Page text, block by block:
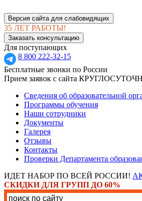
Версия сайта для слабовидящих
35 ЛЕТ РАБОТЫ!
Заказать консультацию
Для поступающих
8 800 222-32-15
Бесплатные звонки по России
Прием заявок с сайта
Сведения об образовательной
Программы обучения
Наши сотрудники
Документы
Галерея
Отзывы
Контакты
Проверки Департамента
ИДЕТ НАБОР ПО ВСЕЙ РОССИИ!
СКИДКИ ДЛЯ ГРУПП ДО 60%